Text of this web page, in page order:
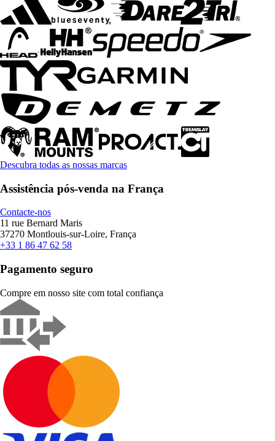
Descubra todas as nossas marcas
Assistência pós-venda na França
Contacte-nos
11 rue Bernard Maris
37270 Montlouis-sur-Loire, França
+33 1 86 47 62 58
Pagamento seguro
Compre em nosso site com total confiança